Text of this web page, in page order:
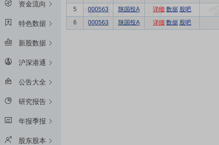
资金流向
特色数据
新股数据
沪深港通
公告大全
研究报告
年报季报
股东股本
5
000563 陕国投A 详细 数据 股吧
6
000563 陕国投A 详细 数据 股吧